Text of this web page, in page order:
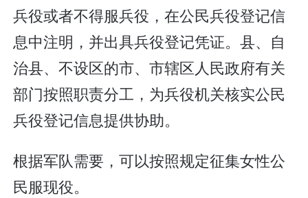
兵役或者不得服兵役，在公民兵役登记信
息中注明，并出具兵役登记凭证。县、自
治县、不设区的市、市辖区人民政府有关
部门按照职责分工，为兵役机关核实公民
兵役登记信息提供协助。
根据军队需要，可以按照规定征集女性公
民服现役。